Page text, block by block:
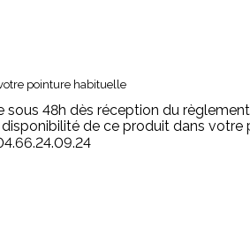
pointure habituelle
sous 48h dès réception du
de ce produit dans